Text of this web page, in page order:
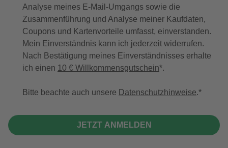
Analyse meines E-Mail-Umgangs sowie die
Zusammenführung und Analyse meiner Kaufdaten,
Coupons und Kartenvorteile umfasst, einverstanden.
Mein Einverständnis kann ich jederzeit widerrufen.
Nach Bestätigung meines Einverständnisses erhalte
ich einen 10 € Willkommensgutschein*.
Bitte beachte auch unsere Datenschutzhinweise.
JETZT ANMELDEN